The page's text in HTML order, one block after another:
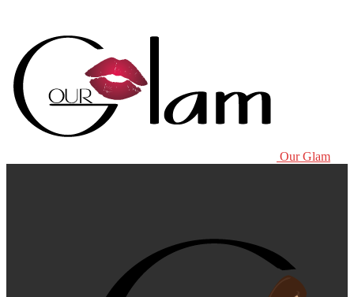
Our Glam